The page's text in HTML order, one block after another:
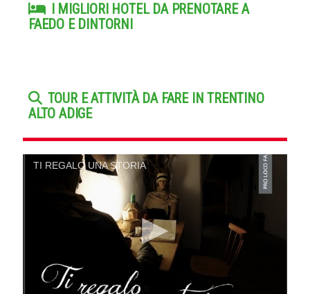
I MIGLIORI HOTEL DA PRENOTARE A
FAEDO E DINTORNI
TOUR E ATTIVITÀ DA FARE IN TRENTINO
ALTO ADIGE
TI REGALO UNA STORIA